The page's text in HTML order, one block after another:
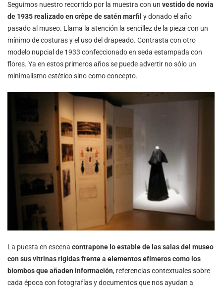
Seguimos nuestro recorrido por la muestra con un vestido de novia
de 1935 realizado en crêpe de satén marfil y donado el año
pasado al museo. Llama la atención la sencillez de la pieza con un
mínimo de costuras y el uso del drapeado. Contrasta con otro
modelo nupcial de 1933 confeccionado en seda estampada con
flores. Ya en estos primeros años se puede advertir no sólo un
minimalismo estético sino como concepto.
La puesta en escena contrapone lo estable de las salas del museo
con sus vitrinas rígidas frente a elementos efímeros como los
biombos que añaden información, referencias contextuales sobre
cada época con fotografías y documentos que nos ayudan a